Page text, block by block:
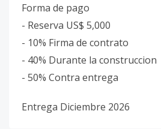
Forma de pago
- Reserva US$ 5,000
- 10% Firma de contrato
- 40% Durante la construccion
- 50% Contra entrega
Entrega Diciembre 2026